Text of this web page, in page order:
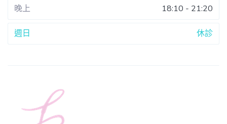
晚上 18:10 - 21:20
週日 休診